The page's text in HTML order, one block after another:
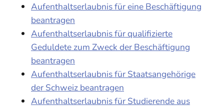
Aufenthaltserlaubnis für eine Beschäftigung
beantragen
Aufenthaltserlaubnis für qualifizierte
Geduldete zum Zweck der Beschäftigung
beantragen
Aufenthaltserlaubnis für Staatsangehörige
der Schweiz beantragen
Aufenthaltserlaubnis für Studierende aus